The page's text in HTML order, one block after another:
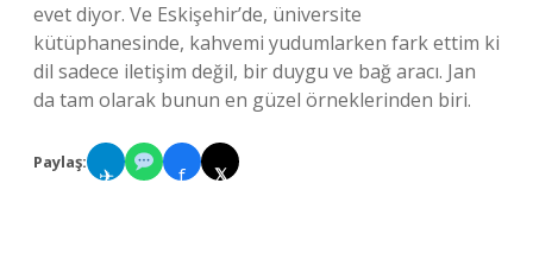
evet diyor. Ve Eskişehir’de, üniversite
kütüphanesinde, kahvemi yudumlarken fark ettim ki
dil sadece iletişim değil, bir duygu ve bağ aracı. Jan
da tam olarak bunun en güzel örneklerinden biri.
Paylaş:
✈ f 𝕏